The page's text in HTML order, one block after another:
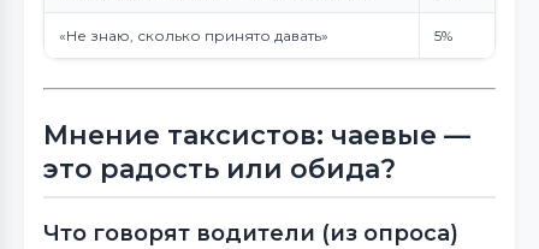
«Не знаю, сколько принято давать» 5%
Мнение таксистов: чаевые —
это радость или обида?
Что говорят водители (из опроса)